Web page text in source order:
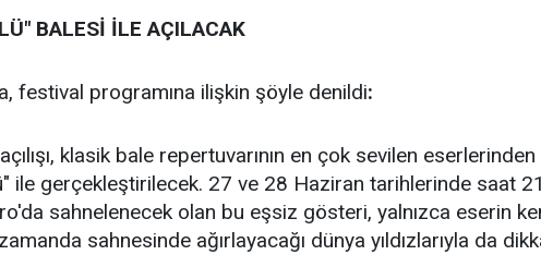
BALESİ İLE AÇILACAK
festival programına ilişkin şöyle denildi:
klasik bale repertuvarının en çok sevilen
ile gerçekleştirilecek. 27 ve 28 Haziran tarihlerinde saat
sahnelenecek olan bu eşsiz gösteri, yalnızca eserin
sahnesinde ağırlayacağı dünya yıldızlarıyla da